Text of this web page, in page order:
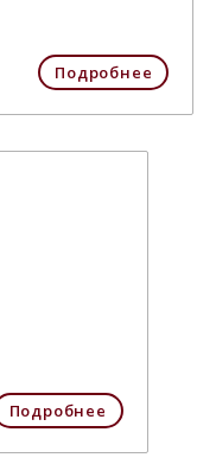
Подробнее
Подробнее